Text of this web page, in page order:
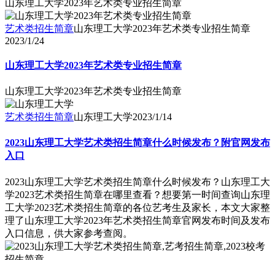
山东理工大学2023年艺术类专业招生简章
艺术类招生简章山东理工大学2023年艺术类专业招生简章
2023/1/24
山东理工大学2023年艺术类专业招生简章
山东理工大学2023年艺术类专业招生简章
艺术类招生简章山东理工大学2023/1/14
2023山东理工大学艺术类招生简章什么时候发布？附官网发布
入口
2023山东理工大学艺术类招生简章什么时候发布？山东理工大
学2023艺术类招生简章在哪里查看？想要第一时间查询山东理
工大学2023艺术类招生简章的各位艺考生及家长，本文大家整
理了山东理工大学2023年艺术类招生简章官网发布时间及发布
入口信息，供大家参考查阅。